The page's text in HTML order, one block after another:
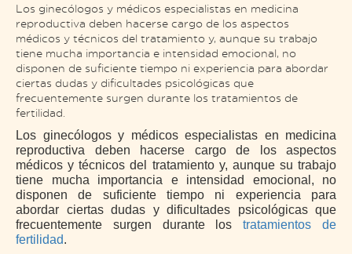
Los ginecólogos y médicos especialistas en medicina
reproductiva deben hacerse cargo de los aspectos
médicos y técnicos del tratamiento y, aunque su trabajo
tiene mucha importancia e intensidad emocional, no
disponen de suficiente tiempo ni experiencia para abordar
ciertas dudas y dificultades psicológicas que
frecuentemente surgen durante los tratamientos de
fertilidad.
Los ginecólogos y médicos especialistas en medicina
reproductiva deben hacerse cargo de los aspectos
médicos y técnicos del tratamiento y, aunque su trabajo
tiene mucha importancia e intensidad emocional, no
disponen de suficiente tiempo ni experiencia para
abordar ciertas dudas y dificultades psicológicas que
frecuentemente surgen durante lostratamientos de
fertilidad.